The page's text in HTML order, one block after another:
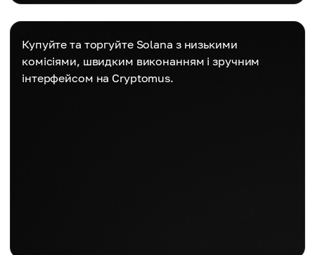
Купуйте та торгуйте Solana з низькими
комісіями, швидким виконанням і зручним
інтерфейсом на Cryptomus.